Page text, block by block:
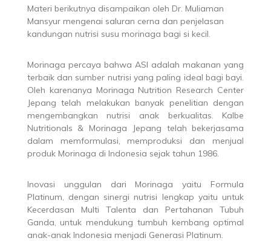
Materi berikutnya disampaikan oleh Dr. Muliaman
Mansyur mengenai saluran cerna dan penjelasan
kandungan nutrisi susu morinaga bagi si kecil.
Morinaga percaya bahwa ASI adalah makanan yang
terbaik dan sumber nutrisi yang paling ideal bagi bayi.
Oleh karenanya Morinaga Nutrition Research Center
Jepang telah melakukan banyak penelitian dengan
mengembangkan nutrisi anak berkualitas. Kalbe
Nutritionals & Morinaga Jepang telah bekerjasama
dalam memformulasi, memproduksi dan menjual
produk Morinaga di Indonesia sejak tahun 1986.
Inovasi unggulan dari Morinaga yaitu Formula
Platinum, dengan sinergi nutrisi lengkap yaitu untuk
Kecerdasan Multi Talenta dan Pertahanan Tubuh
Ganda, untuk mendukung tumbuh kembang optimal
anak-anak Indonesia menjadi Generasi Platinum.